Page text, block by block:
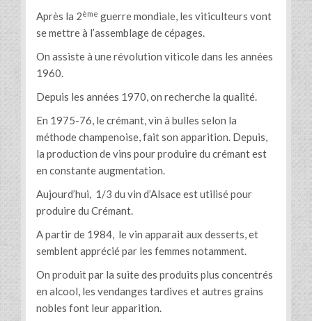
Après la 2ème guerre mondiale, les viticulteurs vont
se mettre à l’assemblage de cépages.
On assiste à une révolution viticole dans les années
1960.
Depuis les années 1970, on recherche la qualité.
En 1975-76, le crémant, vin à bulles selon la
méthode champenoise, fait son apparition. Depuis,
la production de vins pour produire du crémant est
en constante augmentation.
Aujourd’hui, 1/3 du vin d’Alsace est utilisé pour
produire du Crémant.
A partir de 1984, le vin apparait aux desserts, et
semblent apprécié par les femmes notamment.
On produit par la suite des produits plus concentrés
en alcool, les vendanges tardives et autres grains
nobles font leur apparition.